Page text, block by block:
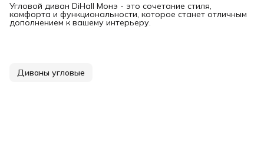
Угловой диван DiHall Монэ - это сочетание стиля,
комфорта и функциональности, которое станет отличным
дополнением к вашему интерьеру.
Диваны угловые